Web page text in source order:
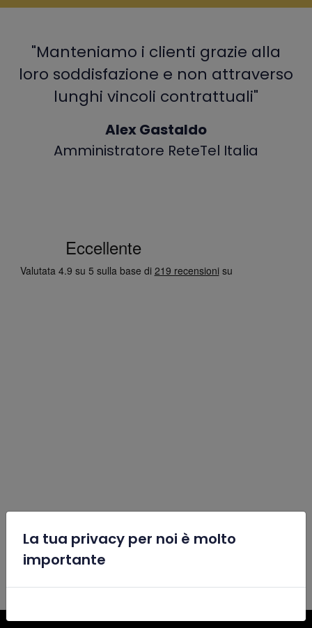
"Manteniamo i clienti grazie alla
loro soddisfazione e non attraverso
lunghi vincoli contrattuali"
Alex Gastaldo
Amministratore ReteTel Italia
La tua privacy per noi è molto
importante